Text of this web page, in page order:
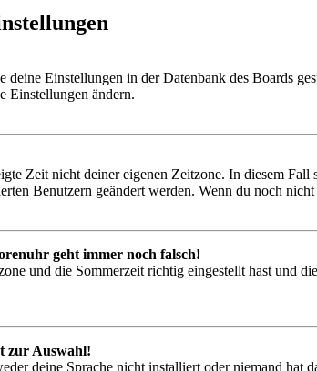
deine Einstellungen in der Datenbank des Boards
Einstellungen ändern.
Zeit nicht deiner eigenen Zeitzone. In diesem
Benutzern geändert werden. Wenn du noch
geht immer noch falsch!
und die Sommerzeit richtig eingestellt hast und
zur Auswahl!
deine Sprache nicht installiert oder niemand hat